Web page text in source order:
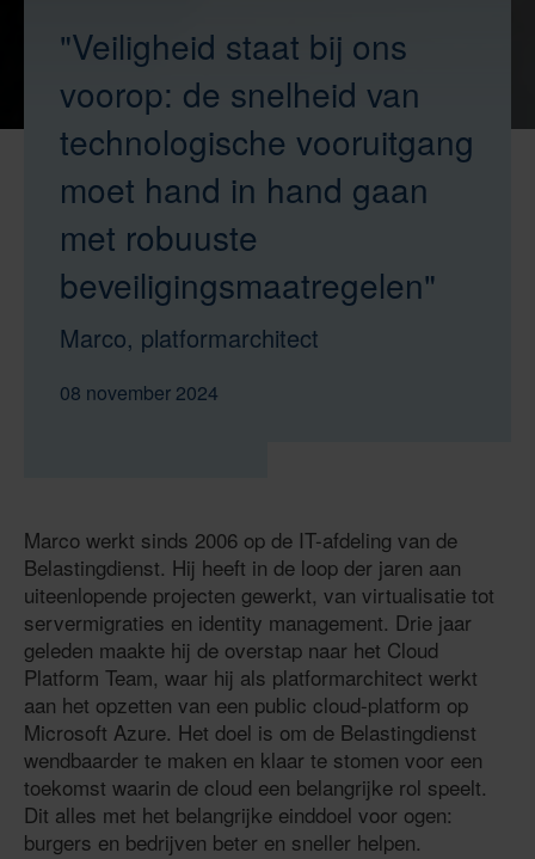
"Veiligheid staat bij ons
voorop: de snelheid van
technologische vooruitgang
moet hand in hand gaan
met robuuste
beveiligingsmaatregelen"
Marco, platformarchitect
08 november 2024
Marco werkt sinds 2006 op de IT-afdeling van de
Belastingdienst. Hij heeft in de loop der jaren aan
uiteenlopende projecten gewerkt, van virtualisatie tot
servermigraties en identity management. Drie jaar
geleden maakte hij de overstap naar het Cloud
Platform Team, waar hij als platformarchitect werkt
aan het opzetten van een public cloud-platform op
Microsoft Azure. Het doel is om de Belastingdienst
wendbaarder te maken en klaar te stomen voor een
toekomst waarin de cloud een belangrijke rol speelt.
Dit alles met het belangrijke einddoel voor ogen:
burgers en bedrijven beter en sneller helpen.